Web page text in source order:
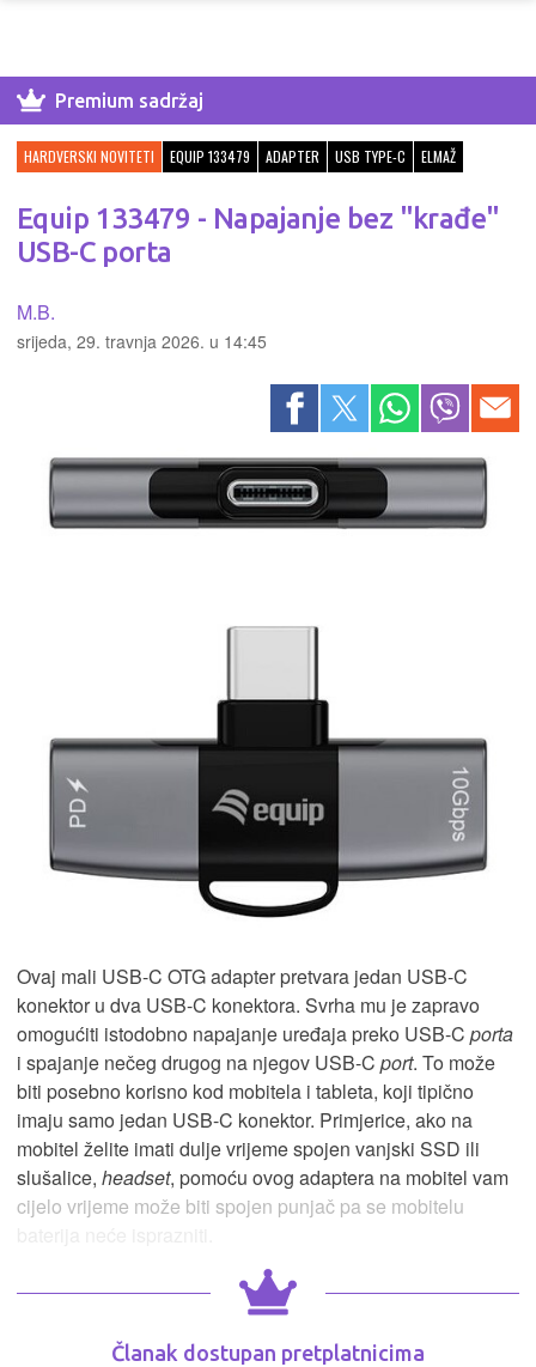
Premium sadržaj
HARDVERSKI NOVITETI EQUIP 133479 ADAPTER USB TYPE-C ELMAŽ
Equip 133479 - Napajanje bez "krađe"
USB-C porta
M.B.
srijeda, 29. travnja 2026. u 14:45
Ovaj mali USB-C OTG adapter pretvara jedan USB-C
konektor u dva USB-C konektora. Svrha mu je zapravo
omogućiti istodobno napajanje uređaja preko USB-C porta
i spajanje nečeg drugog na njegov USB-C port. To može
biti posebno korisno kod mobitela i tableta, koji tipično
imaju samo jedan USB-C konektor. Primjerice, ako na
mobitel želite imati dulje vrijeme spojen vanjski SSD ili
slušalice, headset, pomoću ovog adaptera na mobitel vam
cijelo vrijeme može biti spojen punjač pa se mobitelu
Članak dostupan pretplatnicima